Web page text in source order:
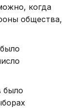
когда
общества,
было